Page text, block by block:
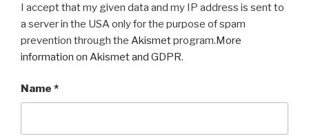
I accept that my given data and my IP address is sent to
a server in the USA only for the purpose of spam
prevention through the Akismetprogram.More
information on Akismet and GDPR.
Name *